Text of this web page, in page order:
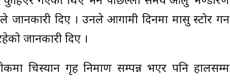
दिए । उनले आगामी दिनमा मासु स्टोर गर्न
जानकारी दिए ।
चिस्यान गृह निर्माण सम्पन्न भएर पनि हालसम्म